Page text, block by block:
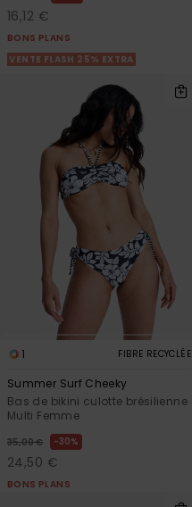
16,12 €
BONS PLANS
VENTE FLASH 25% EXTRA
1 FIBRE RECYCLÉE
Summer Surf Cheeky
Bas de bikini culotte brésilienne
Multi Femme
35,00 € 30%
24,50 €
BONS PLANS